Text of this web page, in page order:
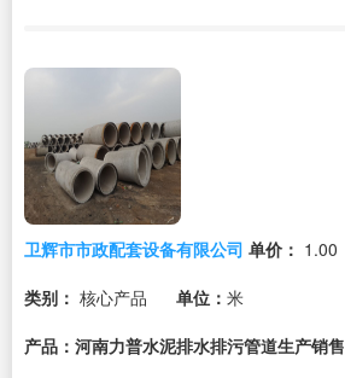
卫辉市市政配套设备有限公司 单价： 1.00
类别： 核心产品 单位： 米
产品：河南力普水泥排水排污管道生产销售